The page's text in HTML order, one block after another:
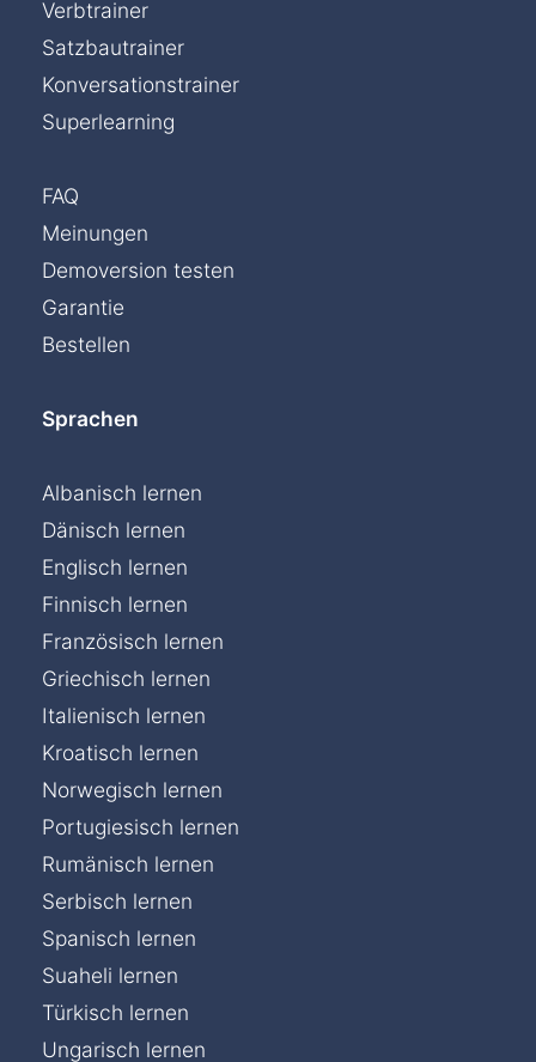
Verbtrainer
Satzbautrainer
Konversationstrainer
Superlearning
FAQ
Meinungen
Demoversion testen
Garantie
Bestellen
Sprachen
Albanisch lernen
Dänisch lernen
Englisch lernen
Finnisch lernen
Französisch lernen
Griechisch lernen
Italienisch lernen
Kroatisch lernen
Norwegisch lernen
Portugiesisch lernen
Rumänisch lernen
Serbisch lernen
Spanisch lernen
Suaheli lernen
Türkisch lernen
Ungarisch lernen